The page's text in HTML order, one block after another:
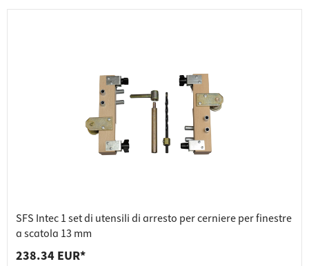
SFS Intec 1 set di utensili di arresto per cerniere per finestre
a scatola 13 mm
238.34 EUR*